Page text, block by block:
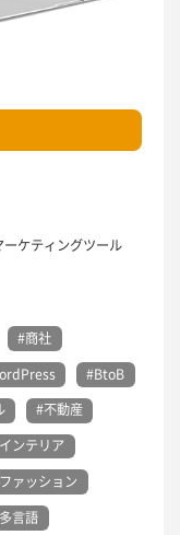
ケティングツール
#商社
#BtoB
#不動産
ンテリア
ァッション
言語